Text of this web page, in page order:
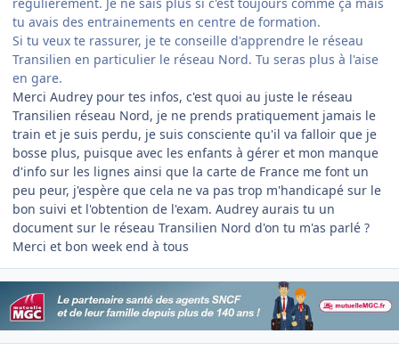
tu avais des entrainements en centre de formation.
Si tu veux te rassurer, je te conseille d'apprendre le réseau
Transilien en particulier le réseau Nord. Tu seras plus à l'aise
en gare.
Merci Audrey pour tes infos, c'est quoi au juste le réseau
Transilien réseau Nord, je ne prends pratiquement jamais le
train et je suis perdu, je suis consciente qu'il va falloir que je
bosse plus, puisque avec les enfants à gérer et mon manque
d'info sur les lignes ainsi que la carte de France me font un
peu peur, j'espère que cela ne va pas trop m'handicapé sur le
bon suivi et l'obtention de l'exam. Audrey aurais tu un
document sur le réseau Transilien Nord d'on tu m'as parlé ?
Merci et bon week end à tous